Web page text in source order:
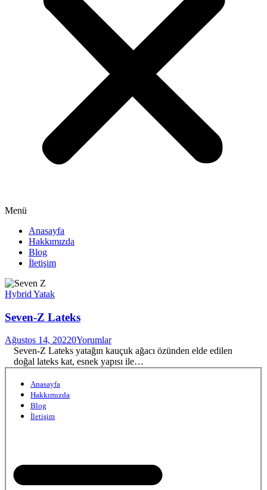
Menü
Anasayfa
Hakkımızda
Blog
İletişim
Hybrid Yatak
Seven-Z Lateks
Ağustos 14, 20220Yorumlar
Seven-Z Lateks yatağın kauçuk ağacı özünden elde edilen
doğal lateks kat, esnek yapısı ile…
Anasayfa
Hakkımızda
Blog
İletişim